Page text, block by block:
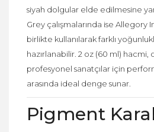
siyah dolgular elde edilmesine
Grey çalışmalarında ise Allegory
birlikte kullanılarak farklı
hazırlanabilir. 2 oz (60 ml) hacmi,
profesyonel sanatçılar için
arasında ideal denge sunar.
Pigment